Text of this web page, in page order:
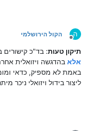
ה
מנותק
הקול הירושלמי
תיקון טעות: בד"כ קישורים
אלא בהדגשה ויזואלית
באמת לא מספיק, כדאי
ליצור בידול ויזואלי ניכר